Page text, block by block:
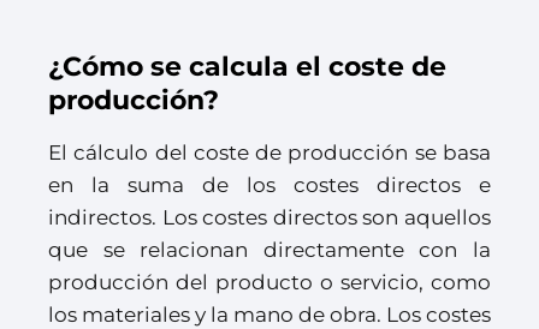
¿Cómo se calcula el coste de
producción?
El cálculo del coste de producción se basa
en la suma de los costes directos e
indirectos. Los costes directos son aquellos
que se relacionan directamente con la
producción del producto o servicio, como
los materiales y la mano de obra. Los costes